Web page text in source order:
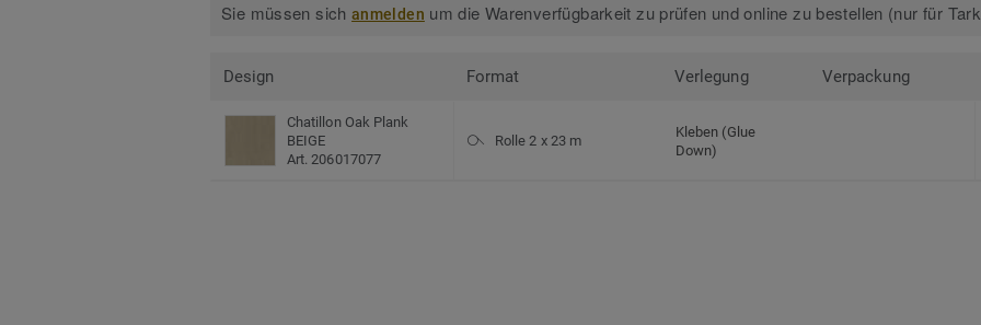
Sie müssen sichanmelden um die Warenverfügbarkeit zu prüfen und online zu bestellen (nur für
Design Format Verlegung Verpackung
Chatillon Oak Plank
BEIGE
Art. 206017077
Rolle 2 x 23 m
Kleben (Glue
Down)